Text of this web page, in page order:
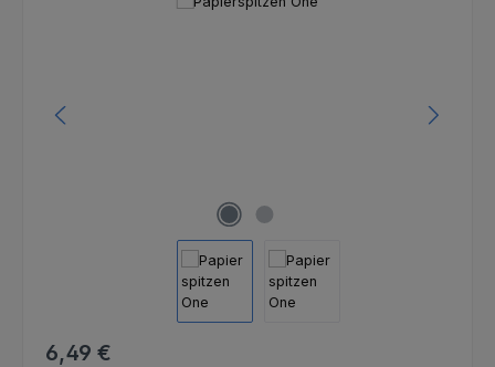
Regulärer Preis:
6,49 €